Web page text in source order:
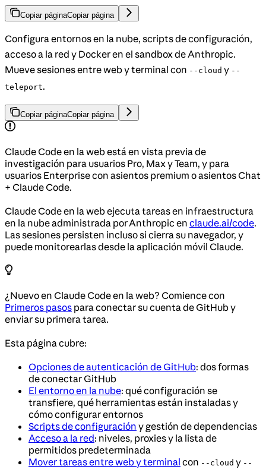
Copiar páginaCopiar página
Configura entornos en la nube, scripts de configuración,
acceso a la red y Docker en el sandbox de Anthropic.
Mueve sesiones entre web y terminal con --cloud y --
teleport.
Copiar páginaCopiar página
Claude Code en la web está en vista previa de
investigación para usuarios Pro, Max y Team, y para
usuarios Enterprise con asientos premium o asientos Chat
+ Claude Code.
Claude Code en la web ejecuta tareas en infraestructura
en la nube administrada por Anthropic en claude.ai/code.
Las sesiones persisten incluso si cierra su navegador, y
puede monitorearlas desde la aplicación móvil Claude.
¿Nuevo en Claude Code en la web? Comience con
Primeros pasos para conectar su cuenta de GitHub y
enviar su primera tarea.
Esta página cubre:
Opciones de autenticación de GitHub: dos formas
de conectar GitHub
El entorno en la nube: qué configuración se
transfiere, qué herramientas están instaladas y
cómo configurar entornos
Scripts de configuración y gestión de dependencias
Acceso a la red: niveles, proxies y la lista de
permitidos predeterminada
Mover tareas entre web y terminal con --cloud y --